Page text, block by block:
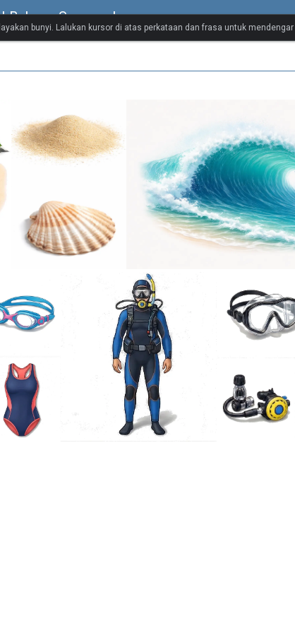
Bahasa Sepanyol
bunyi. Lalukan kursor di atas perkataan dan frasa untuk